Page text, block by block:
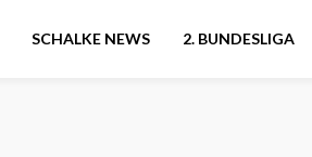
SCHALKE NEWS 2. BUNDESLIGA